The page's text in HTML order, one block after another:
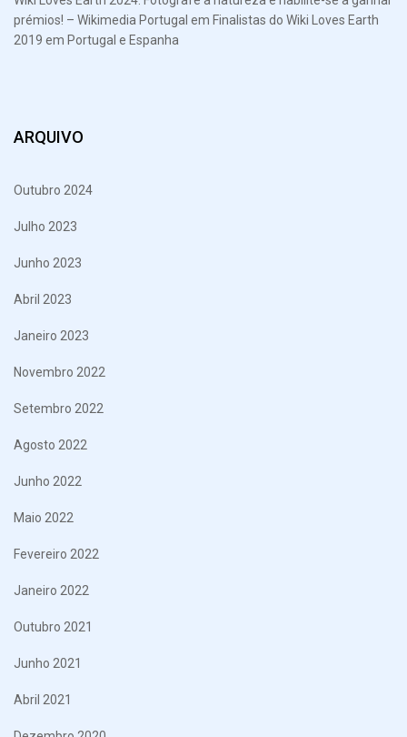
prémios! – Wikimedia Portugal em Finalistas do Wiki Loves Earth
2019 em Portugal e Espanha
ARQUIVO
Outubro 2024
Julho 2023
Junho 2023
Abril 2023
Janeiro 2023
Novembro 2022
Setembro 2022
Agosto 2022
Junho 2022
Maio 2022
Fevereiro 2022
Janeiro 2022
Outubro 2021
Junho 2021
Abril 2021